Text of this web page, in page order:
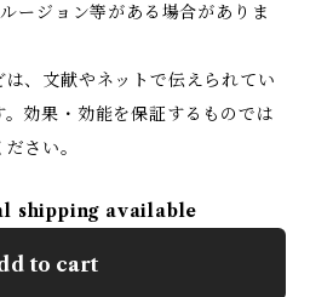
ージョン等がある場合がありま
、文献やネットで伝えられてい
効果・効能を保証するものでは
さい。
shipping available
to cart